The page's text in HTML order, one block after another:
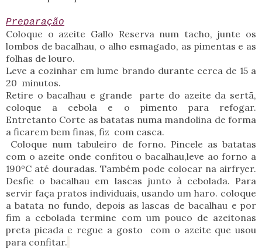
Preparação
Coloque o azeite Gallo Reserva num tacho, junte os
lombos de bacalhau, o alho esmagado, as pimentas e as
folhas de louro.
Leve a cozinhar em lume brando durante cerca de 15 a
20 minutos.
Retire o bacalhau e grande parte do azeite da sertã,
coloque a cebola e o pimento para refogar.
Entretanto Corte as batatas numa mandolina de forma
a ficarem bem finas, fiz com casca.
Coloque num tabuleiro de forno. Pincele as batatas
com o azeite onde confitou o bacalhau,leve ao forno a
190ºC até douradas. Também pode colocar na airfryer.
Desfie o bacalhau em lascas junto à cebolada. Para
servir faça pratos individuais, usando um haro. coloque
a batata no fundo, depois as lascas de bacalhau e por
fim a cebolada termine com um pouco de azeitonas
preta picada e regue a gosto com o azeite que usou
para confitar.